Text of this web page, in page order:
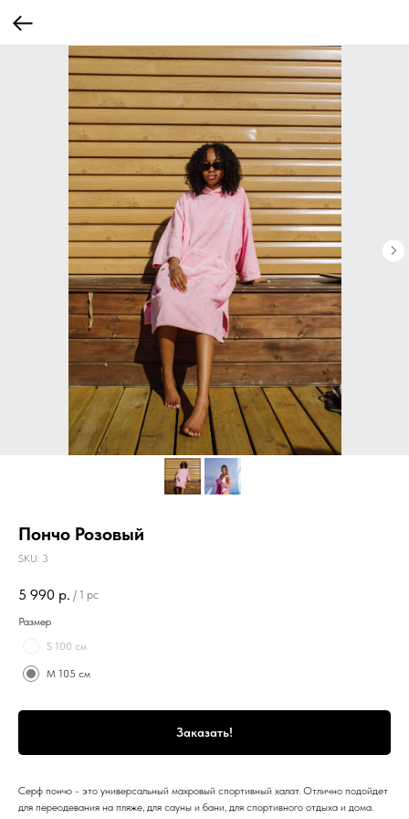
Пончо Розовый
SKU: 3
5 990 р. / 1 pc
Размер
S 100 см
M 105 см
Заказать!
Серф пончо - это универсальный махровый спортивный халат. Отлично подойдет
для переодевания на пляже, для сауны и бани, для спортивного отдыха и дома.